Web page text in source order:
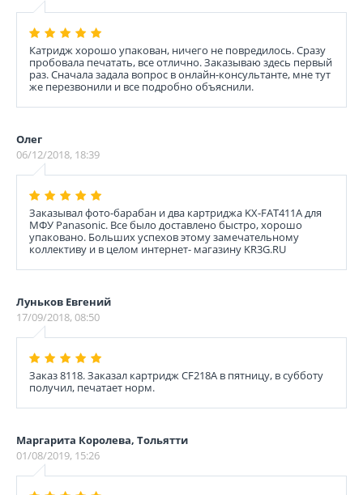
Катридж хорошо упакован, ничего не повредилось. Сразу
пробовала печатать, все отлично. Заказываю здесь первый
раз. Сначала задала вопрос в онлайн-консультанте, мне тут
же перезвонили и все подробно объяснили.
Олег
06/12/2018, 18:39
Заказывал фото-барабан и два картриджа KX-FAT411A для
МФУ Panasonic. Все было доставлено быстро, хорошо
упаковано. Больших успехов этому замечательному
коллективу и в целом интернет- магазину KR3G.RU
Луньков Евгений
17/09/2018, 08:50
Заказ 8118. Заказал картридж CF218A в пятницу, в субботу
получил, печатает норм.
Маргарита Королева, Тольятти
01/08/2019, 15:26